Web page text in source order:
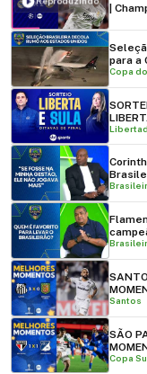
|
para a
Copa
Santos
SÃO
Copa